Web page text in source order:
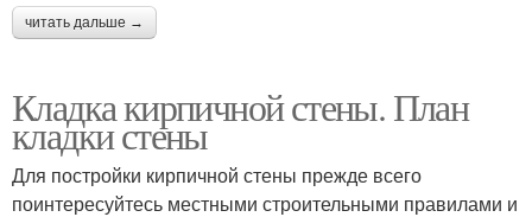
читать дальше →
Кладка кирпичной стены. План
кладки стены
Для постройки кирпичной стены прежде всего
поинтересуйтесь местными строительными правилами и